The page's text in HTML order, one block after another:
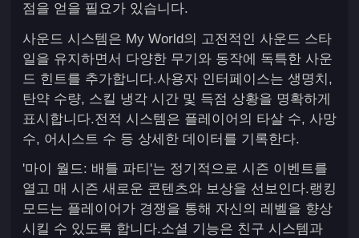
점을 얻을 필요가 있습니다.
사운드 시스템은 My World의 고전적인 사운드 스타
일을 유지하면서 다양한 무기와 동작에 독특한 사운
드 힌트를 추가합니다.사용자 인터페이스는 생명치,
탄약 수량, 스킬 냉각 시간 및 득점 상황을 명확하게
표시합니다.전적 시스템은 플레이어의 타살 수, 사망
수, 어시스트 수 등 상세한 데이터를 기록한다.
'마이 월드: 배틀 파티'는 정기적으로 시즌 이벤트를
열고 매 시즌 새로운 콘텐츠와 보상을 선보인다.랭킹
모드는 플레이어가 경쟁을 통해 자신의 레벨을 향상
시킬 수 있도록 합니다.소셜 기능은 친구 시스템과